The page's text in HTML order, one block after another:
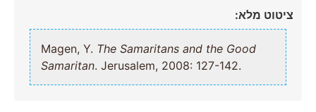
ציטוט מלא:
Magen, Y. The Samaritans and the Good
Samaritan. Jerusalem, 2008: 127-142.